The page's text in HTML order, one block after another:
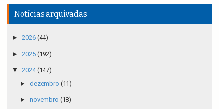
Notícias arquivadas
► 2026 (44)
► 2025 (192)
▼ 2024(147)
► dezembro (11)
► novembro (18)